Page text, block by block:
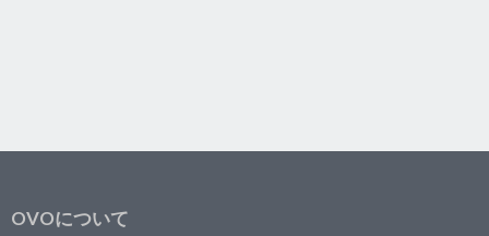
OVOについて